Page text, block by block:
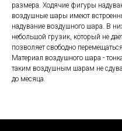
размера. Ходячие фигуры
воздушные шары имеют
надувание воздушного шара. В
небольшой грузик, который не
позволяет свободно
Материал воздушного шара -
таким воздушным шарам не
до месяца.